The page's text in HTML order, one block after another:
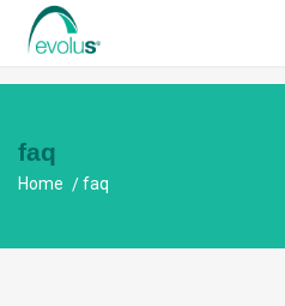
faq
Home faq